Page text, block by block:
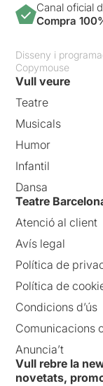
Canal oficial
Compra
Disseny i
Copymouse
Vull veure
Teatre
Musicals
Humor
Infantil
Dansa
Teatre
Atenció al client
Avís legal
Política de
Política de
Condicions d’ús
Comunicacions
Anuncia’t
Vull rebre la
novetats,